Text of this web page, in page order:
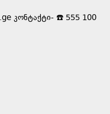
კონტაქტი- ☎️ 555 100